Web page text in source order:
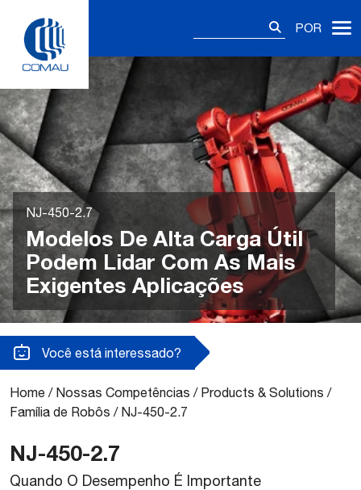
content
POR
NJ-450-2.7
Modelos De Alta Carga Útil
Podem Lidar Com As Mais
Exigentes Aplicações
Você está interessado?
Home / Nossas Competências / Products & Solutions /
Família de Robôs / NJ-450-2.7
NJ-450-2.7
Quando O Desempenho É Importante